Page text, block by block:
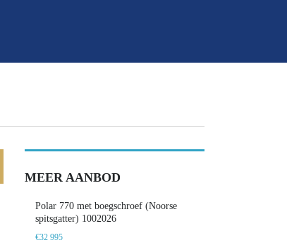
MEER AANBOD
Polar 770 met boegschroef (Noorse
spitsgatter) 1002026
€32 995